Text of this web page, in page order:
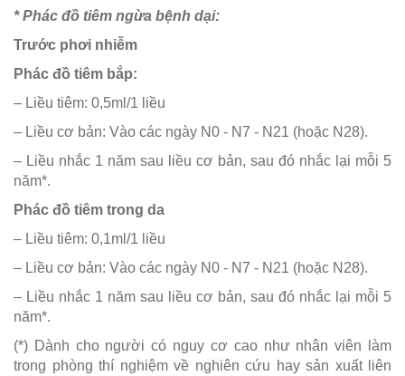
* Phác đồ tiêm ngừa bệnh dại:
Trước phơi nhiễm
Phác đồ tiêm bắp:
– Liều tiêm: 0,5ml/1 liều
– Liều cơ bản: Vào các ngày N0 - N7 - N21 (hoặc N28).
– Liều nhắc 1 năm sau liều cơ bản, sau đó nhắc lại mỗi 5
năm*.
Phác đồ tiêm trong da
– Liều tiêm: 0,1ml/1 liều
– Liều cơ bản: Vào các ngày N0 - N7 - N21 (hoặc N28).
– Liều nhắc 1 năm sau liều cơ bản, sau đó nhắc lại mỗi 5
năm*.
(*) Dành cho người có nguy cơ cao như nhân viên làm
trong phòng thí nghiệm về nghiên cứu hay sản xuất liên